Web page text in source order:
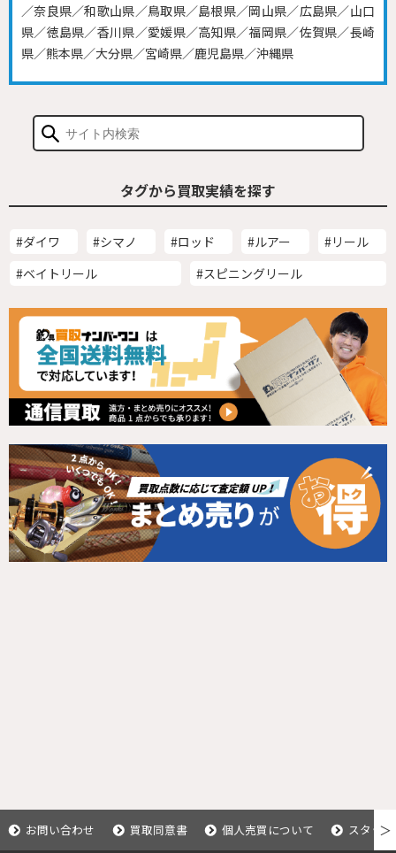
／奈良県／和歌山県／鳥取県／島根県／岡山県／広島県／山口
県／徳島県／香川県／愛媛県／高知県／福岡県／佐賀県／長崎
県／熊本県／大分県／宮崎県／鹿児島県／沖縄県
タグから買取実績を探す
#ダイワ #シマノ #ロッド #ルアー
#リール
#ベイトリール
#スピニングリール
お問い合わせ 買取同意書 個人売買について スタッ＞